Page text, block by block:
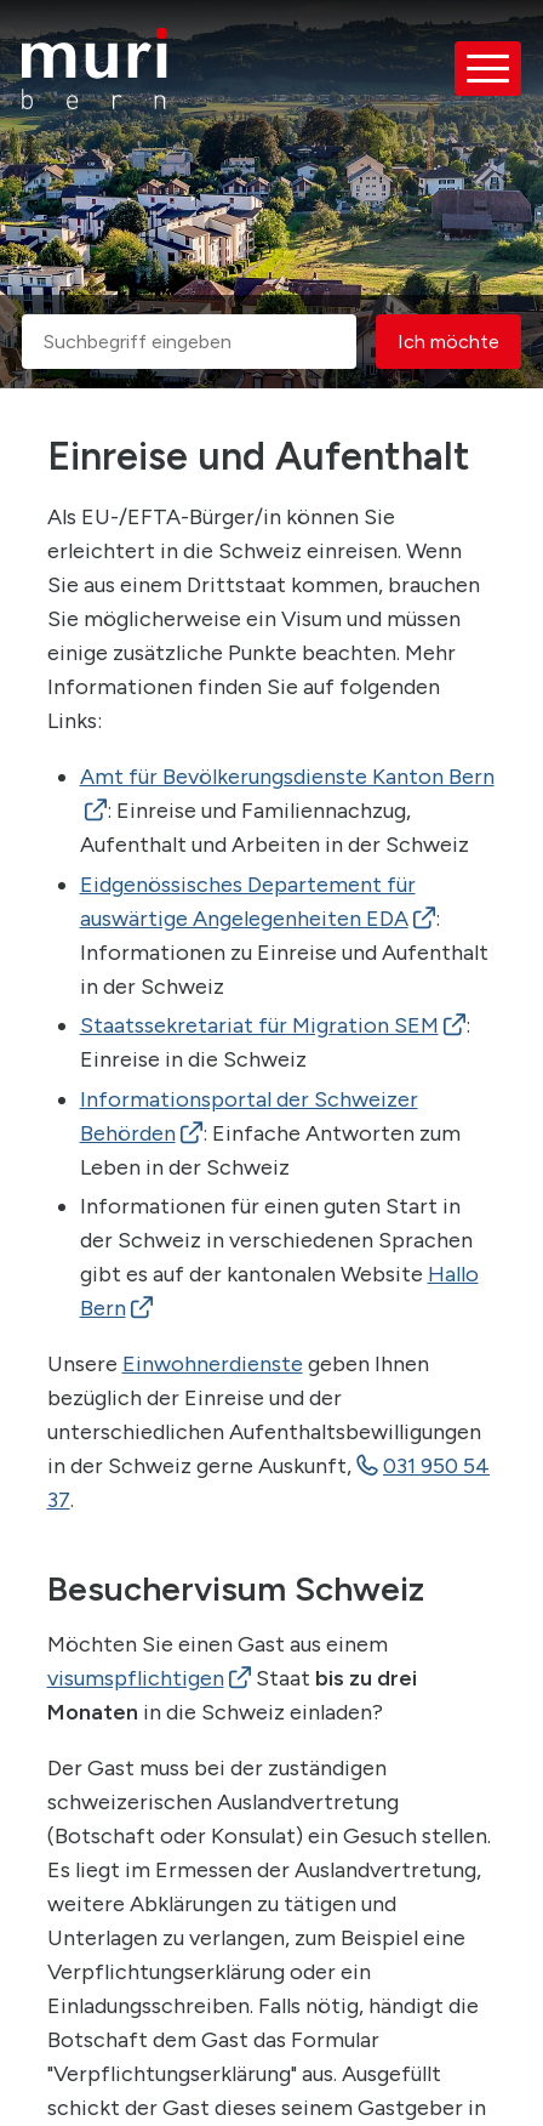
Navigieren in Muri bei Bern
Schnellnavigation
Suche
Suchbegriff
Suche starten
IchIch möchte
Einreise und Aufenthalt
Als EU-/EFTA-Bürger/in können Sie
erleichtert in die Schweiz einreisen. Wenn
Sie aus einem Drittstaat kommen, brauchen
Sie möglicherweise ein Visum und müssen
einige zusätzliche Punkte beachten. Mehr
Informationen finden Sie auf folgenden
Links:
Amt für Bevölkerungsdienste Kanton Bern
: Einreise und Familiennachzug,
Aufenthalt und Arbeiten in der Schweiz
Eidgenössisches Departement für
auswärtige Angelegenheiten EDA
:
Informationen zu Einreise und Aufenthalt
in der Schweiz
Staatssekretariat für Migration SEM
:
Einreise in die Schweiz
Informationsportal der Schweizer
Behörden
: Einfache Antworten zum
Leben in der Schweiz
Informationen für einen guten Start in
der Schweiz in verschiedenen Sprachen
gibt es auf der kantonalen Website Hallo
Bern
Unsere Einwohnerdienste geben Ihnen
bezüglich der Einreise und der
unterschiedlichen Aufenthaltsbewilligungen
in der Schweiz gerne Auskunft,
031 950 54
37.
Besuchervisum Schweiz
Möchten Sie einen Gast aus einem
visumspflichtigen
Staat bis zu drei
Monaten in die Schweiz einladen?
Der Gast muss bei der zuständigen
schweizerischen Auslandvertretung
(Botschaft oder Konsulat) ein Gesuch stellen.
Es liegt im Ermessen der Auslandvertretung,
weitere Abklärungen zu tätigen und
Unterlagen zu verlangen, zum Beispiel eine
Verpflichtungserklärung oder ein
Einladungsschreiben. Falls nötig, händigt die
Botschaft dem Gast das Formular
"Verpflichtungserklärung" aus. Ausgefüllt
schickt der Gast dieses seinem Gastgeber in